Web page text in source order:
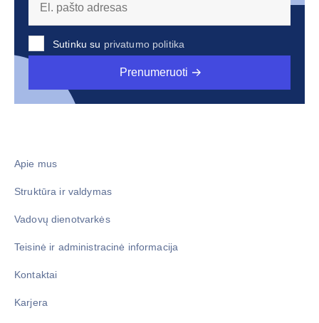
Sutinku su privatumo politika
Prenumeruoti
Apie mus
Struktūra ir valdymas
Vadovų dienotvarkės
Teisinė ir administracinė informacija
Kontaktai
Karjera